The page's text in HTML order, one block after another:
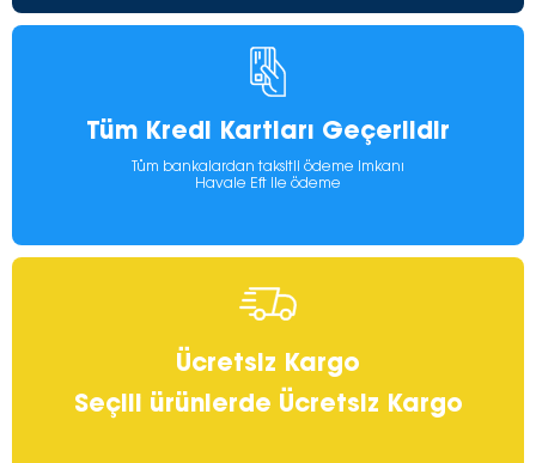
Tüm Kredi Kartları Geçerlidir
Tüm bankalardan taksitli ödeme imkanı
Havale Eft ile ödeme
Ücretsiz Kargo
Seçili ürünlerde Ücretsiz Kargo